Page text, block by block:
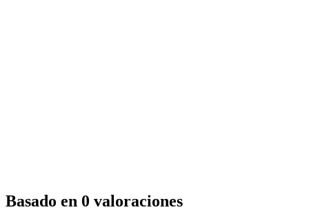
Basado en 0 valoraciones